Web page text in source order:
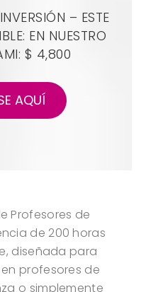
INVERSIÓN – ESTE
EN NUESTRO
$ 4,800
AQUÍ
Profesores de
de 200 horas
diseñada para
profesores de
o simplemente